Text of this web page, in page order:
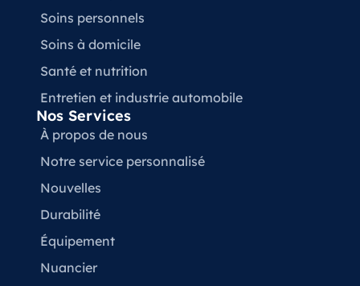
Soins personnels
Soins à domicile
Santé et nutrition
Entretien et industrie automobile
Nos Services
À propos de nous
Notre service personnalisé
Nouvelles
Durabilité
Équipement
Nuancier